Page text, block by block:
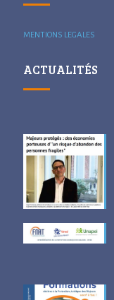
MENTIONS LEGALES
ACTUALITÉS